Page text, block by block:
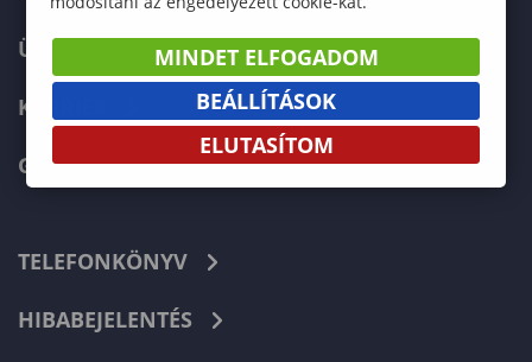
ÜZLETI PARTNEREKNEK
KARRIER
GREEN UNIVERSITY
TELEFONKÖNYV
HIBABEJELENTÉS
MINDET ELFOGADOM
BEÁLLÍTÁSOK
ELUTASÍTOM